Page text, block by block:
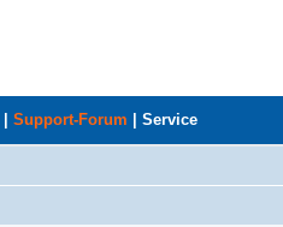
Support-Forum Service